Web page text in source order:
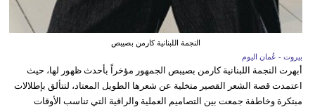
النجمة اللبنانية كارمن بصيبص
بيروت - عُمان اليوم
أبهرت النجمة اللبنانية كارمن بصيبص الجمهور مؤخراً بأحدث ظهور لها، حيث
اعتمدت قصة الشعر القصير متخلية عن شعرها الطويل المعتاد، لتتألق بإطلالات
مبتكرة وخاطفة جمعت بين التصاميم العملية والراقية التي تناسب الأوقات